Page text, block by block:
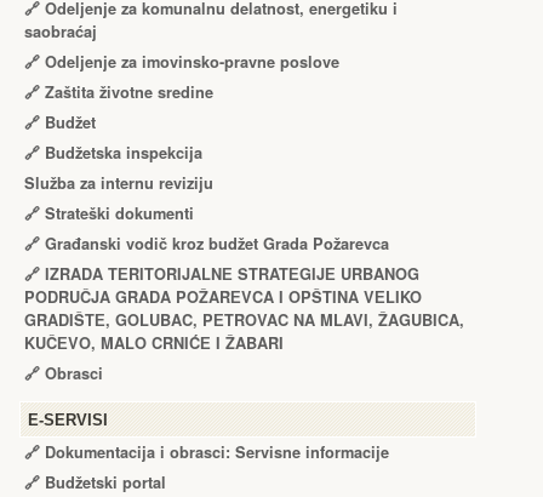
🔗 Odeljenje za komunalnu delatnost, energetiku i
saobraćaj
🔗 Odeljenje za imovinsko-pravne poslove
🔗 Zaštita životne sredine
🔗 Budžet
🔗 Budžetska inspekcija
Služba za internu reviziju
🔗 Strateški dokumenti
🔗 Građanski vodič kroz budžet Grada Požarevca
🔗 IZRADA TЕRITORIJALNЕ STRATЕGIJЕ URBANOG
PODRUČJA GRADA POŽARЕVCA I OPŠTINA VЕLIKO
GRADIŠTЕ, GOLUBAC, PЕTROVAC NA MLAVI, ŽAGUBICA,
KUČЕVO, MALO CRNIĆЕ I ŽABARI
🔗 Obrasci
Е-SERVISI
🔗 Dokumentacija i obrasci: Servisne informacije
🔗 Budžetski portal